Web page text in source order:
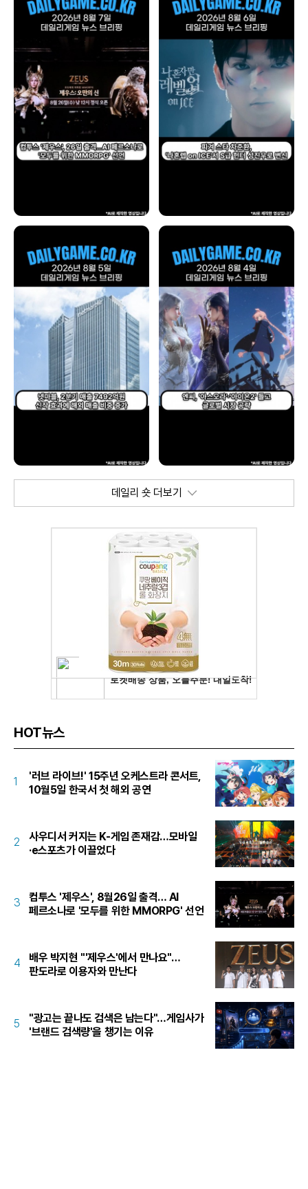
데일리 숏 더보기
HOT뉴스
1
'러브 라이브!' 15주년 오케스트라 콘서트,
10월5일 한국서 첫 해외 공연
2
사우디서 커지는 K-게임 존재감…모바일
·e스포츠가 이끌었다
3
컴투스 '제우스', 8월26일 출격… AI
페르소나로 '모두를 위한 MMORPG' 선언
4
배우 박지현 "'제우스'에서 만나요"…
판도라로 이용자와 만난다
5
"광고는 끝나도 검색은 남는다"…게임사가
'브랜드 검색량'을 챙기는 이유